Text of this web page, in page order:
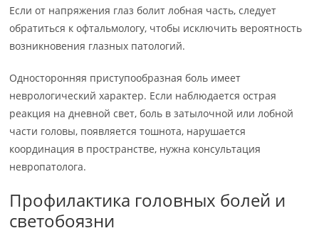
Если от напряжения глаз болит лобная часть, следует
обратиться к офтальмологу, чтобы исключить вероятность
возникновения глазных патологий.
Односторонняя приступообразная боль имеет
неврологический характер. Если наблюдается острая
реакция на дневной свет, боль в затылочной или лобной
части головы, появляется тошнота, нарушается
координация в пространстве, нужна консультация
невропатолога.
Профилактика головных болей и
светобоязни